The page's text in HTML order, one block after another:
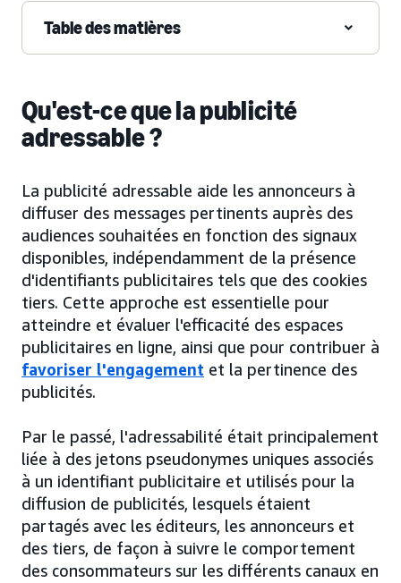
Table des matières
Qu'est-ce que la publicité
adressable ?
La publicité adressable aide les annonceurs à
diffuser des messages pertinents auprès des
audiences souhaitées en fonction des signaux
disponibles, indépendamment de la présence
d'identifiants publicitaires tels que des cookies
tiers. Cette approche est essentielle pour
atteindre et évaluer l'efficacité des espaces
publicitaires en ligne, ainsi que pour contribuer à
favoriser l'engagement et la pertinence des
publicités.
Par le passé, l'adressabilité était principalement
liée à des jetons pseudonymes uniques associés
à un identifiant publicitaire et utilisés pour la
diffusion de publicités, lesquels étaient
partagés avec les éditeurs, les annonceurs et
des tiers, de façon à suivre le comportement
des consommateurs sur les différents canaux en